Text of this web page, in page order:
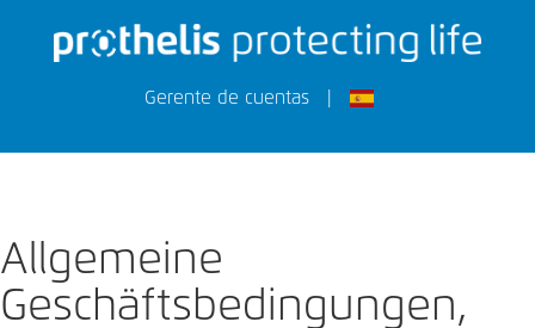
Gerente de cuentas |
Allgemeine
Geschäftsbedingungen,